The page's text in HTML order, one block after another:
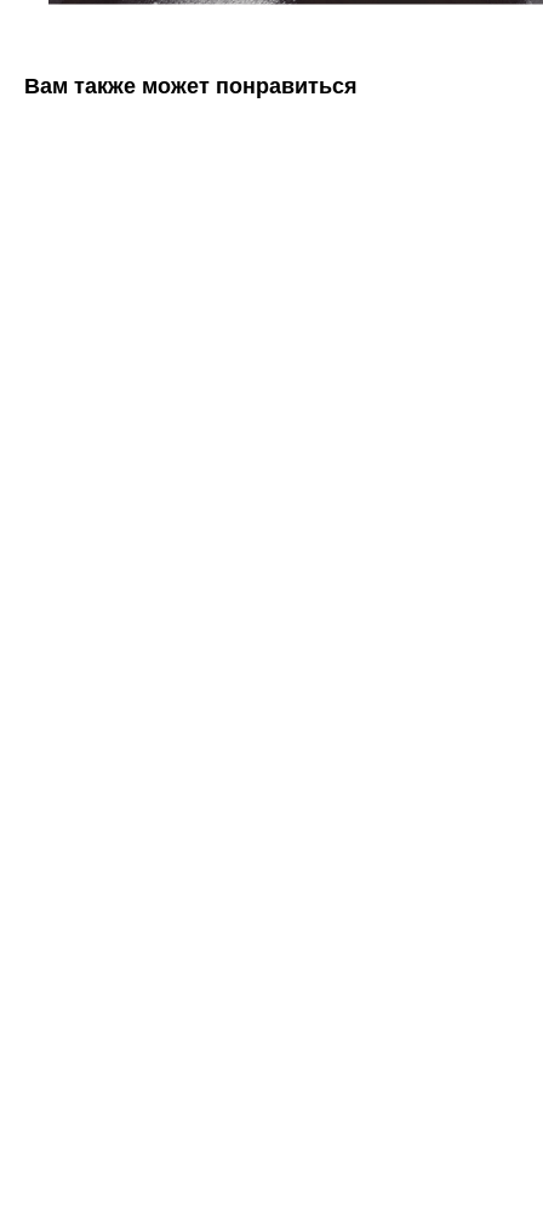
Вам также может понравиться